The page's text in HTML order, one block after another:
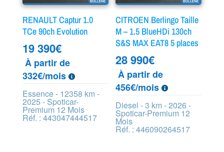
RENAULT Captur 1.0
TCe 90ch Evolution
19 390€
À partir de
332€/mois
Essence - 12358 km -
2025 - Spoticar-
Premium 12 Mois
Réf. : 443047444517
CITROEN Berlingo Taille
M – 1.5 BlueHDi 130ch
S&S MAX EAT8 5 places
28 990€
À partir de
456€/mois
Diesel - 3 km - 2026 -
Spoticar-Premium 12
Mois
Réf. : 446090264517